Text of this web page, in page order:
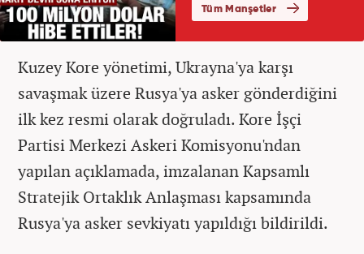
Kuzey Kore yönetimi, Ukrayna'ya karşı
savaşmak üzere Rusya'ya asker gönderdiğini
ilk kez resmi olarak doğruladı. Kore İşçi
Partisi Merkezi Askeri Komisyonu'ndan
yapılan açıklamada, imzalanan Kapsamlı
Stratejik Ortaklık Anlaşması kapsamında
Rusya'ya asker sevkiyatı yapıldığı bildirildi.